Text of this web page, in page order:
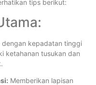
tips berikut:
dengan kepadatan tinggi
ketahanan tusukan dan
Memberikan lapisan